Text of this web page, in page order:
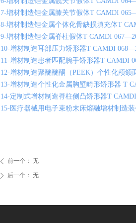
7-增材制造钽金属膝关节假体T CAMDI
8-增材制造钽金属个体化骨缺损填充体T
9-增材制造钽金属脊柱假体T CAMDI
10-增材制造耳部压力矫形器T CAMDI
11-增材制造患者匹配腕手矫形器T CAMDI
12-增材制造聚醚醚酮（PEEK）个性化颅
13-增材制造个性化金属胸壁畸形矫形器 T
14-定制式增材制造脊柱侧凸矫形器T
15-医疗器械用电子束粉末床熔融增材制造
ꄴ 前一个： 无
ꄲ 后一个： 无